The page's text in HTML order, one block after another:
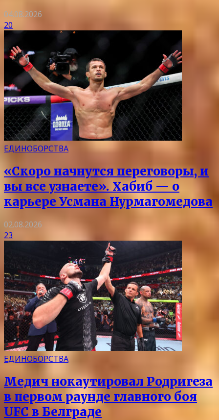
04.08.2026
20
ЕДИНОБОРСТВА
«Скоро начнутся переговоры, и
вы все узнаете». Хабиб — о
карьере Усмана Нурмагомедова
02.08.2026
23
ЕДИНОБОРСТВА
Медич нокаутировал Родригеза
в первом раунде главного боя
UFC в Белграде